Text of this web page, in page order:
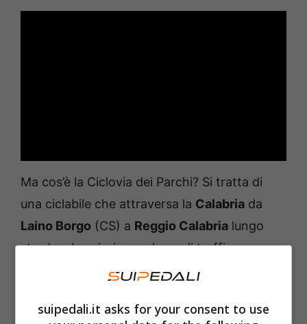
Ma cos’è la Ciclovia dei Parchi? Si tratta di
una ciclabile che attraversa la Calabria da
Laino Borgo (CS) a Reggio Calabria lungo
strade a bassissimo volume di traffico e
interessando un’area protetta di circa
suipedali.it asks for your consent to use